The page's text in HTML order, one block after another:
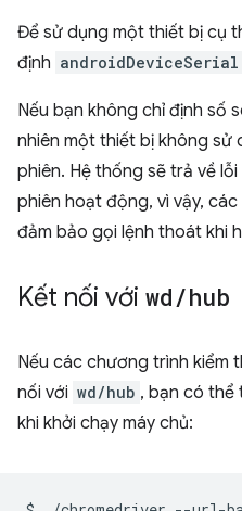
Để sử dụng một thiết bị cụ
định androidDeviceSerial
Nếu bạn không chỉ định số
nhiên một thiết bị không sử
phiên. Hệ thống sẽ trả về
phiên hoạt động, vì vậy,
đảm bảo gọi lệnh thoát khi
Kết nối với wd/hub
Nếu các chương trình kiểm
nối với wd/hub , bạn có thể
khi khởi chạy máy chủ: